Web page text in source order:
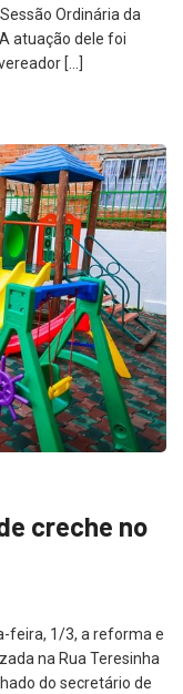
Ordinária da
atuação dele foi
[…]
creche no
feira, 1/3, a reforma e
na Rua Teresinha
do secretário de